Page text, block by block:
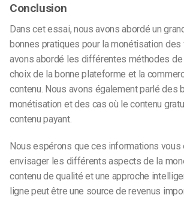
Conclusion
Dans cet essai, nous avons abordé un
bonnes pratiques pour la monétisation des
avons abordé les différentes méthodes de
choix de la bonne plateforme et la
contenu. Nous avons également parlé des
monétisation et des cas où le contenu
contenu payant.
Nous espérons que ces informations vous
envisager les différents aspects de la
contenu de qualité et une approche
ligne peut être une source de revenus